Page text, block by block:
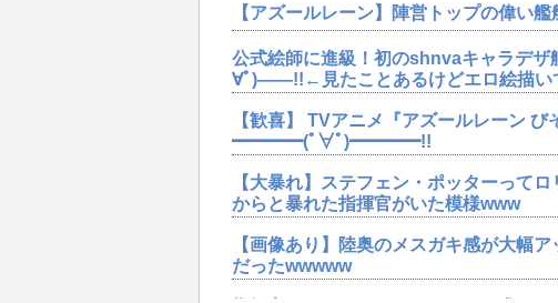
【アズールレーン】陣営トップの偉い
公式絵師に進級！初のshnvaキャラデ
∀ﾟ)――!!←見たことあるけどエロ絵描い
【歓喜】 TVアニメ『アズールレーン
━━━━(ﾟ∀ﾟ)━━━━!!
【大暴れ】ステフェン・ポッターって
からと暴れた指揮官がいた模様www
【画像あり】陸奥のメスガキ感が大幅
だったwwwww